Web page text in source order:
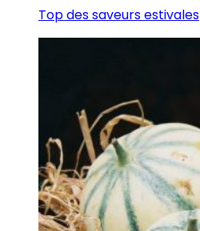
Top des saveurs estivales